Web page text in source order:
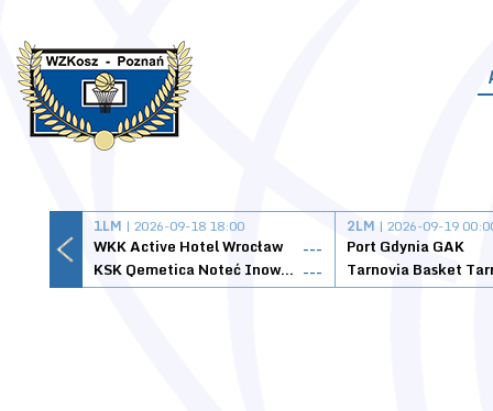
1LM | 2026-09-18 18:00
WKK Active Hotel Wrocław
---
KSK Qemetica Noteć Inowrocław ---
2LM | 2026-09-19
Port Gdynia GAK